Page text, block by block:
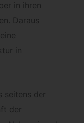
in ihren
Daraus
in
der
der